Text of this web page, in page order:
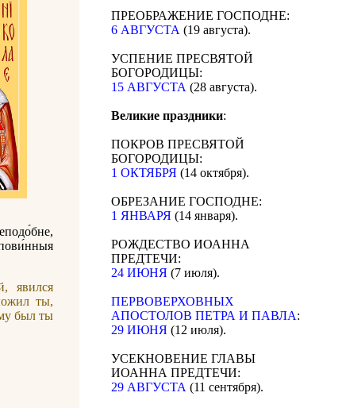
явился
ты,
был ты
ПРЕОБРАЖЕНИЕ ГОСПОДНЕ:
6 АВГУСТА (19 августа).
УСПЕНИЕ ПРЕСВЯТОЙ
БОГОРОДИЦЫ:
15 АВГУСТА (28 августа).
Великие праздники:
ПОКРОВ ПРЕСВЯТОЙ
БОГОРОДИЦЫ:
1 ОКТЯБРЯ (14 октября).
ОБРЕЗАНИЕ ГОСПОДНЕ:
1 ЯНВАРЯ (14 января).
РОЖДЕСТВО ИОАННА
ПРЕДТЕЧИ:
24 ИЮНЯ (7 июля).
ПЕРВОВЕРХОВНЫХ
АПОСТОЛОВ ПЕТРА И ПАВЛА:
29 ИЮНЯ (12 июля).
УСЕКНОВЕНИЕ ГЛАВЫ
ИОАННА ПРЕДТЕЧИ:
29 АВГУСТА (11 сентября).